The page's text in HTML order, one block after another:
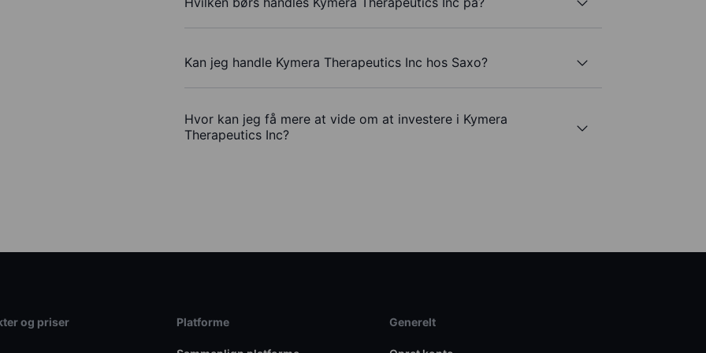
Kan jeg handle Kymera Therapeutics Inc hos Saxo?
Hvor kan jeg få mere at vide om at investere i Kymera
Therapeutics Inc?
og priser Platforme Generelt